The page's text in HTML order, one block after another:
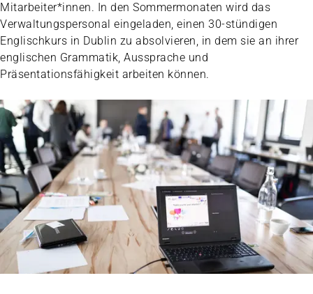
Mitarbeiter*innen. In den Sommermonaten wird das
Verwaltungspersonal eingeladen, einen 30-stündigen
Englischkurs in Dublin zu absolvieren, in dem sie an ihrer
englischen Grammatik, Aussprache und
Präsentationsfähigkeit arbeiten können.